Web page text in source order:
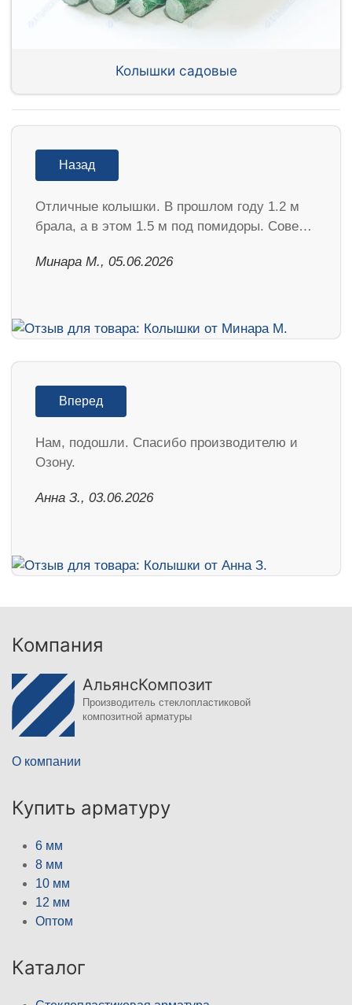
Колышки садовые
Назад
Отличные колышки. В прошлом году 1.2 м
брала, а в этом 1.5 м под помидоры. Сове…
Минара М., 05.06.2026
Вперед
Нам, подошли. Спасибо производителю и
Озону.
Анна З., 03.06.2026
Компания
АльянсКомпозит
Производитель стеклопластиковой
композитной арматуры
О компании
Купить арматуру
6 мм
8 мм
10 мм
12 мм
Оптом
Каталог